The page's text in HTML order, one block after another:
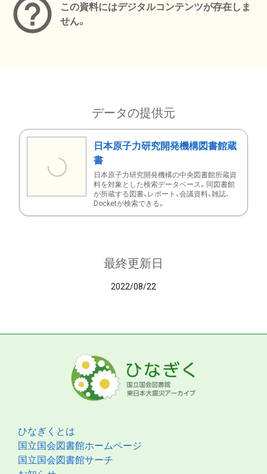
この資料にはデジタルコンテンツが存在しま
せん。
データの提供元
日本原子力研究開発機構図書館蔵
書
日本原子力研究開発機構の中央図書館所蔵資
料を対象とした検索データベース。同図書館
が所蔵する図書、レポート、会議資料、雑誌、
Docketが検索できる。
最終更新日
2022/08/22
ひなぎくとは
国立国会図書館ホームページ
国立国会図書館サーチ